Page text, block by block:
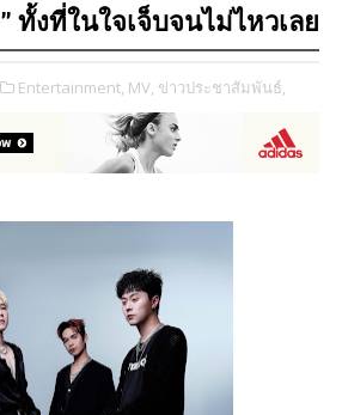
ทั้งที่ในใจเจ็บจนไม่ไหวเลย
Entertainment, MV, ข่าวประชาสัมพันธ์,